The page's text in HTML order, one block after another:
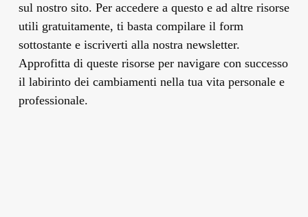
sul nostro sito. Per accedere a questo e ad altre risorse
utili gratuitamente, ti basta compilare il form
sottostante e iscriverti alla nostra newsletter.
Approfitta di queste risorse per navigare con successo
il labirinto dei cambiamenti nella tua vita personale e
professionale.